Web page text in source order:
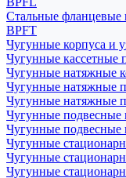
Стальные
BPFT
Чугунные корпуса и
Чугунные
Чугунные натяжные
Чугунные натяжные
Чугунные натяжные
Чугунные
Чугунные
Чугунные
Чугунные
Чугунные